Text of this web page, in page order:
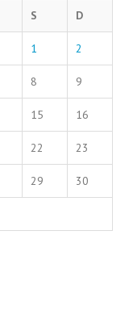
S D
1 2
8 9
15 16
22 23
29 30